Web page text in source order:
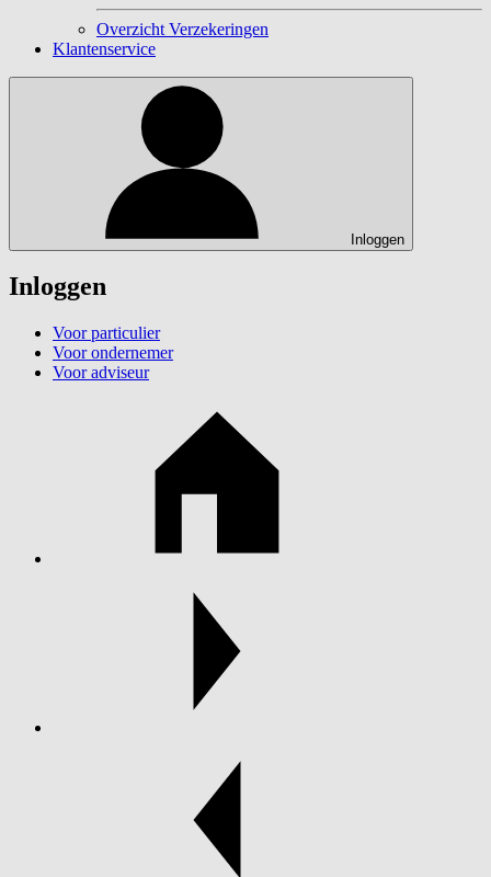
Overzicht Verzekeringen
Klantenservice
Inloggen
Inloggen
Voor particulier
Voor ondernemer
Voor adviseur